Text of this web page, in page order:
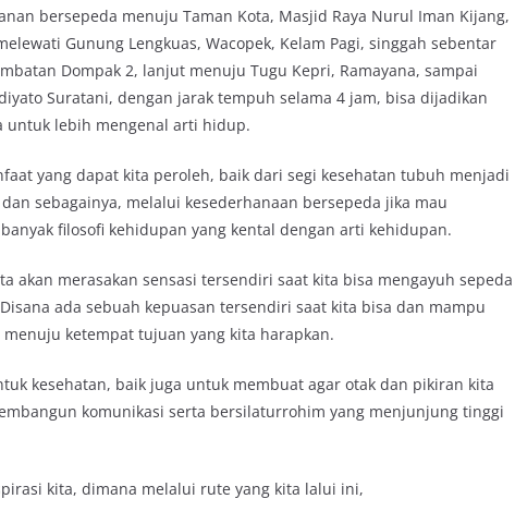
bersepeda menuju Taman Kota, Masjid Raya Nurul Iman Kijang,
Gunung Lengkuas, Wacopek, Kelam Pagi, singgah sebentar
Dompak 2, lanjut menuju Tugu Kepri, Ramayana, sampai
Suratani, dengan jarak tempuh selama 4 jam, bisa dijadikan
untuk lebih mengenal arti hidup.
yang dapat kita peroleh, baik dari segi kesehatan tubuh menjadi
sebagainya, melalui kesederhanaan bersepeda jika mau
filosofi kehidupan yang kental dengan arti kehidupan.
akan merasakan sensasi tersendiri saat kita bisa mengayuh sepeda
ada sebuah kepuasan tersendiri saat kita bisa dan mampu
ketempat tujuan yang kita harapkan.
kesehatan, baik juga untuk membuat agar otak dan pikiran kita
komunikasi serta bersilaturrohim yang menjunjung tinggi
kita, dimana melalui rute yang kita lalui ini,